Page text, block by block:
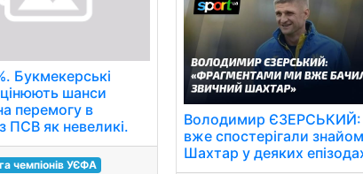
Букмекерські
шанси
перемогу в
ПСВ як невеликі.
чемпіонів УЄФА
Володимир
вже спостерігали
Шахтар у деяких